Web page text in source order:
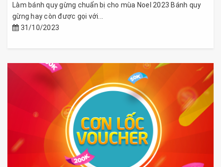
Làm bánh quy gừng chuẩn bị cho mùa Noel 2023 Bánh quy
gừng hay còn được gọi với...
31/10/2023